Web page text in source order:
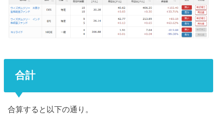
合計
合算すると以下の通り。